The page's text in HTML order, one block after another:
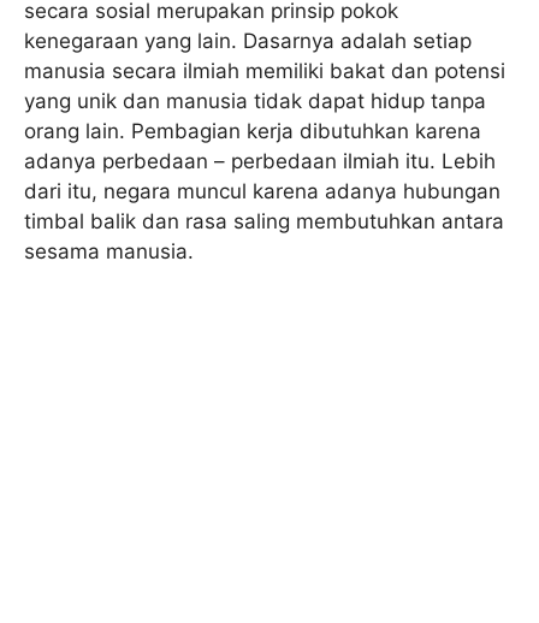
secara sosial merupakan prinsip pokok
kenegaraan yang lain. Dasarnya adalah setiap
manusia secara ilmiah memiliki bakat dan potensi
yang unik dan manusia tidak dapat hidup tanpa
orang lain. Pembagian kerja dibutuhkan karena
adanya perbedaan – perbedaan ilmiah itu. Lebih
dari itu, negara muncul karena adanya hubungan
timbal balik dan rasa saling membutuhkan antara
sesama manusia.